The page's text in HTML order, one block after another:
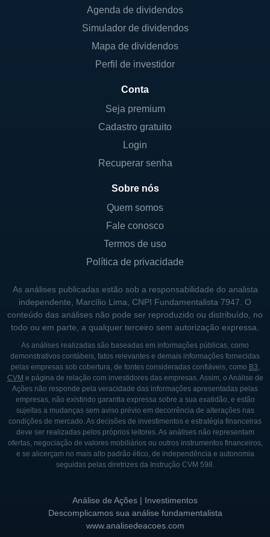
Agenda de dividendos
Simulador de dividendos
Mapa de dividendos
Perfil de investidor
Conta
Seja premium
Cadastro gratuito
Login
Recuperar senha
Sobre nós
Quem somos
Fale conosco
Termos de uso
Política de privacidade
As análises publicadas estão sob a responsabilidade do analista
independente, Marcílio Lima, CNPI Fundamentalista 7947. O
conteúdo das análises não pode ser reproduzido ou distribuído, no
todo ou em parte, a qualquer terceiro sem autorização expressa.
As análises realizadas são baseadas em informações públicas, como
demonstrativos contábeis, fatos relevantes e demais informações fornecidas
pelas empresas sob cobertura, de fontes consideradas confiáveis, como B3,
CVM e página de relação com investidores das empresas. Assim, o Análise de
Ações não responde pela veracidade das informações apresentadas pelas
empresas, não existindo garantia expressa sobre a sua exatidão, e estão
sujeitas a mudanças sem aviso prévio em decorrência de alterações nas
condições de mercado. As decisões de investimentos e estratégia financeiras
deve ser realizadas pelos próprios leitores. As análises não representam
ofertas, negociação de valores mobiliários ou outros instrumentos financeiros,
e se alicerçam no mais alto padrão ético, de independência e autonomia
seguidas pelas diretrizes da Instrução CVM 598.
Análise de Ações | Investimentos
Descomplicamos sua análise fundamentalista
www.analisedeacoes.com